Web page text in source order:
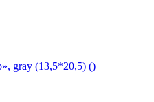
gray (13,5*20,5) ()